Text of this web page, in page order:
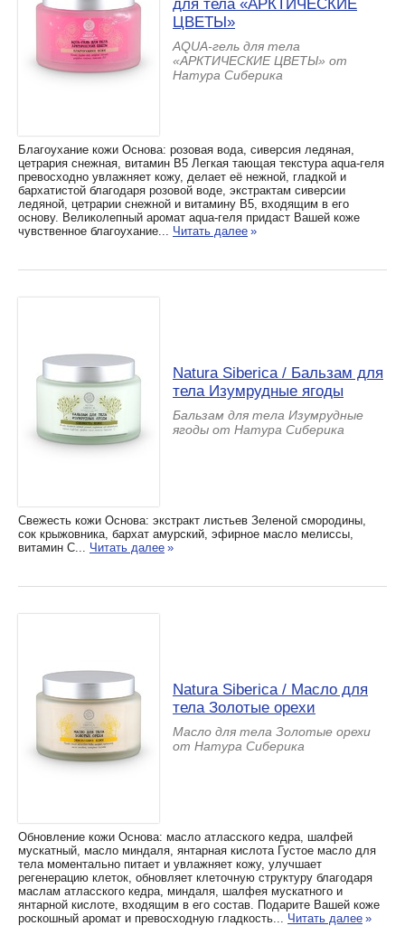
для тела «АРКТИЧЕСКИЕ
ЦВЕТЫ»
AQUA-гель для тела
«АРКТИЧЕСКИЕ ЦВЕТЫ» от
Натура Сиберика
Благоухание кожи Основа: розовая вода, сиверсия ледяная,
цетрария снежная, витамин В5 Легкая тающая текстура aqua-геля
превосходно увлажняет кожу, делает её нежной, гладкой и
бархатистой благодаря розовой воде, экстрактам сиверсии
ледяной, цетрарии снежной и витамину В5, входящим в его
основу. Великолепный аромат aqua-геля придаст Вашей коже
чувственное благоухание... Читать далее »
Natura Siberica / Бальзам для
тела Изумрудные ягоды
Бальзам для тела Изумрудные
ягоды от Натура Сиберика
Свежесть кожи Основа: экстракт листьев Зеленой смородины,
сок крыжовника, бархат амурский, эфирное масло мелиссы,
витамин С... Читать далее »
Natura Siberica / Масло для
тела Золотые орехи
Масло для тела Золотые орехи
от Натура Сиберика
Обновление кожи Основа: масло атласского кедра, шалфей
мускатный, масло миндаля, янтарная кислота Густое масло для
тела моментально питает и увлажняет кожу, улучшает
регенерацию клеток, обновляет клеточную структуру благодаря
маслам атласского кедра, миндаля, шалфея мускатного и
янтарной кислоте, входящим в его состав. Подарите Вашей коже
роскошный аромат и превосходную гладкость... Читать далее »